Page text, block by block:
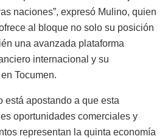
naciones”, expresó Mulino, quien
al bloque no solo su posición
una avanzada plataforma
internacional y su
Tocumen.
está apostando a que esta
oportunidades comerciales y
representan la quinta economía